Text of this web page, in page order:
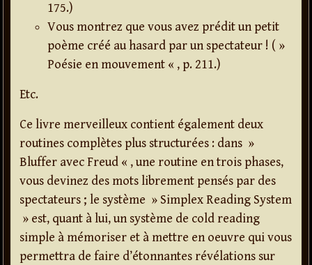
175.)
Vous montrez que vous avez prédit un petit
poème créé au hasard par un spectateur ! ( »
Poésie en mouvement « , p. 211.)
Etc.
Ce livre merveilleux contient également deux
routines complètes plus structurées : dans »
Bluffer avec Freud « , une routine en trois phases,
vous devinez des mots librement pensés par des
spectateurs ; le système » Simplex Reading System
» est, quant à lui, un système de cold reading
simple à mémoriser et à mettre en oeuvre qui vous
permettra de faire d’étonnantes révélations sur